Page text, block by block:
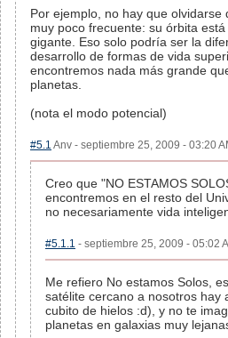
Por ejemplo, no hay que olvidarse
muy poco frecuente: su órbita
gigante. Eso solo podría ser la
desarrollo de formas de vida
encontremos nada más grande
planetas.
(nota el modo potencial)
#5.1 Anv - septiembre 25, 2009 - 03:20
Creo que "NO ESTAMOS
encontremos en el resto del
no necesariamente vida
#5.1.1 - septiembre 25, 2009 - 05:02
Me refiero No estamos Solos,
satélite cercano a nosotros hay
cubito de hielos :d), y no te
planetas en galaxias muy